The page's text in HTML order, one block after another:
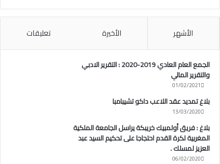
الأشهر الأخيرة تعليقات
الجمع العام العادي 2019-2020 : التقرير الادبي
والتقرير المالي
01/02/2021
بلاغ تمديد عقد اللاعب داكو تشيبامبا
13/03/2020
بلاغ : فريق أولمبيك خريبكة يراسل الجامعة الملكية
المغربية لكرة القدم احتجاجا على تحكيم السيد عبد
العزيز لمسلك .
06/02/2020